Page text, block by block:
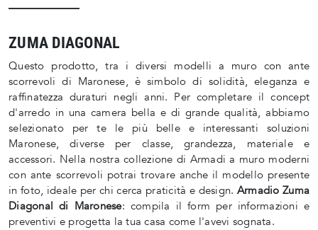
ZUMA DIAGONAL
Questo prodotto, tra i diversi modelli a muro con ante
scorrevoli di Maronese, è simbolo di solidità, eleganza e
raffinatezza duraturi negli anni. Per completare il concept
d'arredo in una camera bella e di grande qualità, abbiamo
selezionato per te le più belle e interessanti soluzioni
Maronese, diverse per classe, grandezza, materiale e
accessori. Nella nostra collezione di Armadi a muro moderni
con ante scorrevoli potrai trovare anche il modello presente
in foto, ideale per chi cerca praticità e design. Armadio Zuma
Diagonal di Maronese: compila il form per informazioni e
preventivi e progetta la tua casa come l'avevi sognata.